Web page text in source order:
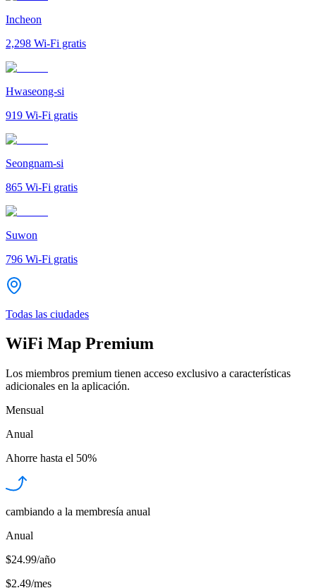
Incheon
2,298 Wi-Fi gratis
Hwaseong-si
919 Wi-Fi gratis
Seongnam-si
865 Wi-Fi gratis
Suwon
796 Wi-Fi gratis
Todas las ciudades
WiFi Map Premium
Los miembros premium tienen acceso exclusivo a características
adicionales en la aplicación.
Mensual
Anual
Ahorre hasta el 50%
cambiando a la membresía anual
Anual
$24.99/año
$2.49/mes